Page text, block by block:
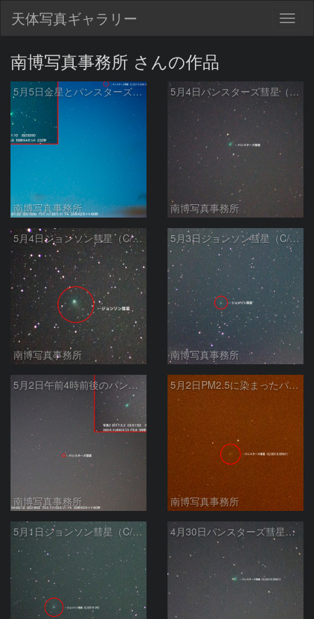
天体写真ギャラリー
南博写真事務所 さんの作品
5月5日金星とパンスターズ彗星（C/2015 ER61）
南博写真事務所
5月4日パンスターズ彗星（C/2015 ER61）
南博写真事務所
5月4日ジョンソン彗星（C/2015 V2）
南博写真事務所
5月3日ジョンソン彗星（C/2015 V2）
南博写真事務所
5月2日午前4時前後のパンスターズ彗星（C/2015 ER61）
南博写真事務所
5月2日PM2.5に染まったパンスターズ彗星（C/2015 ER61）
南博写真事務所
5月1日ジョンソン彗星（C/2015 V2） 4月30日パンスターズ彗星（C/2015 ER61）